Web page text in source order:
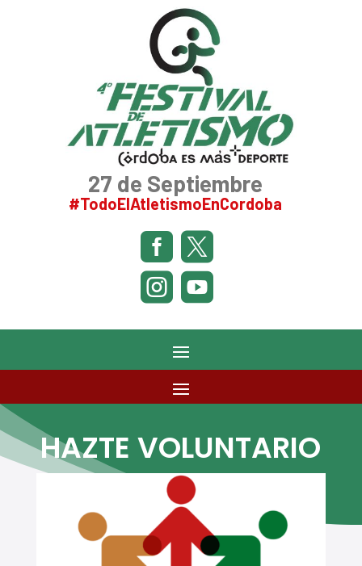
27 de Septiembre
#TodoElAtletismoEnCordoba




HAZTE VOLUNTARIO